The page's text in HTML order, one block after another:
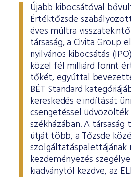
Újabb kibocsátóval
Értéktőzsde
éves múltra
társaság, a Civita Group
nyilvános kibocsátás
közel fél milliárd forint
tőkét, egyúttal
BÉT Standard
kereskedés elindítását
csengetéssel üdvözölték
székházában. A
útját több, a Tőzsde
szolgáltatáspalettájának
kezdeményezés
kiadványtól kezdve, az